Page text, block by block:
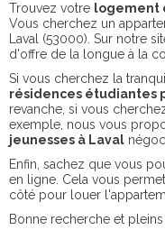
Trouvez votre logement
Vous cherchez un
Laval (53000). Sur notre
d'offre de la longue à la
Si vous cherchez la
résidences étudiantes
revanche, si vous
exemple, nous vous
jeunesses à Laval
Enfin, sachez que vous
en ligne. Cela vous
côté pour louer
Bonne recherche et